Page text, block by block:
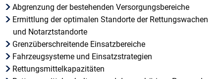
Abgrenzung der bestehenden Versorgungsbereiche
Ermittlung der optimalen Standorte der Rettungswachen
und Notarztstandorte
Grenzüberschreitende Einsatzbereiche
Fahrzeugsysteme und Einsatzstrategien
Rettungsmittelkapazitäten